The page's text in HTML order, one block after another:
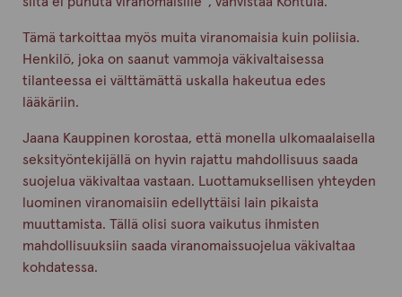
Tämä tarkoittaa myös muita viranomaisia kuin poliisia.
Henkilö, joka on saanut vammoja väkivaltaisessa
tilanteessa ei välttämättä uskalla hakeutua edes
lääkäriin.
Jaana Kauppinen korostaa, että monella ulkomaalaisella
seksityöntekijällä on hyvin rajattu mahdollisuus saada
suojelua väkivaltaa vastaan. Luottamuksellisen yhteyden
luominen viranomaisiin edellyttäisi lain pikaista
muuttamista. Tällä olisi suora vaikutus ihmisten
mahdollisuuksiin saada viranomaissuojelua väkivaltaa
kohdatessa.